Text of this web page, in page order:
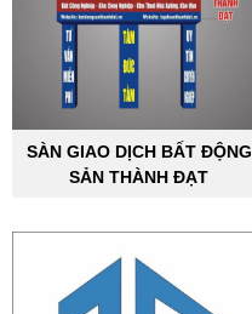
SÀN GIAO DỊCH BẤT ĐỘNG
SẢN THÀNH ĐẠT